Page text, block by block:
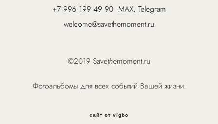
+7 996 199 49 90 MAX, Telegram
welcome@savethemoment.ru
©2019 Savethemoment.ru
Фотоальбомы для всех событий Вашей жизни.
сайт от vigbo